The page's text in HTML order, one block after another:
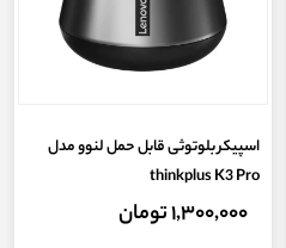
اسپیکر بلوتوثی قابل حمل لنوو مدل
thinkplus K3 Pro
۱,۳۰۰,۰۰۰ تومان